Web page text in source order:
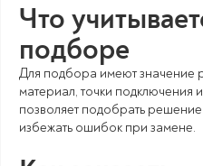
Что
подборе
Для подбора имеют значение
материал, точки
позволяет подобрать
избежать ошибок при замене.